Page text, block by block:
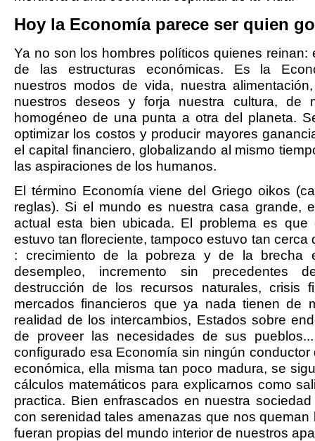
Hoy la Economía parece ser quien
Ya no son los hombres políticos quienes reinan:
de las estructuras económicas. Es la
nuestros modos de vida, nuestra
nuestros deseos y forja nuestra cultura, de
homogéneo de una punta a otra del planeta.
optimizar los costos y producir mayores
el capital financiero, globalizando al mismo
las aspiraciones de los humanos.
El término Economía viene del Griego oikos
reglas). Si el mundo es nuestra casa grande,
actual esta bien ubicada. El problema es
estuvo tan floreciente, tampoco estuvo tan cerca
: crecimiento de la pobreza y de la brecha
desempleo, incremento sin precedentes
destrucción de los recursos naturales, crisis
mercados financieros que ya nada tienen de
realidad de los intercambios, Estados sobre
de proveer las necesidades de sus
configurado esa Economía sin ningún
económica, ella misma tan poco madura, se
cálculos matemáticos para explicarnos como
practica. Bien enfrascados en nuestra
con serenidad tales amenazas que nos
fueran propias del mundo interior de nuestros